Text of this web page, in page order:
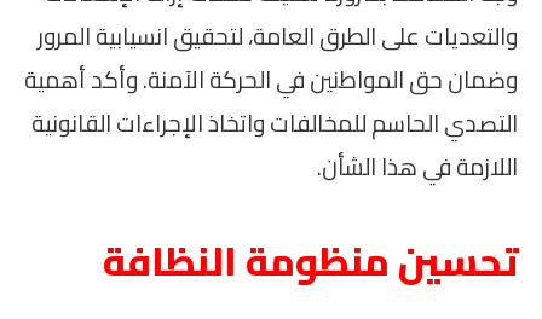
والتعديات على الطرق العامة، لتحقيق انسيابية المرور
وضمان حق المواطنين في الحركة الآمنة. وأكد أهمية
التصدي الحاسم للمخالفات واتخاذ الإجراءات القانونية
اللازمة في هذا الشأن.
تحسين منظومة النظافة